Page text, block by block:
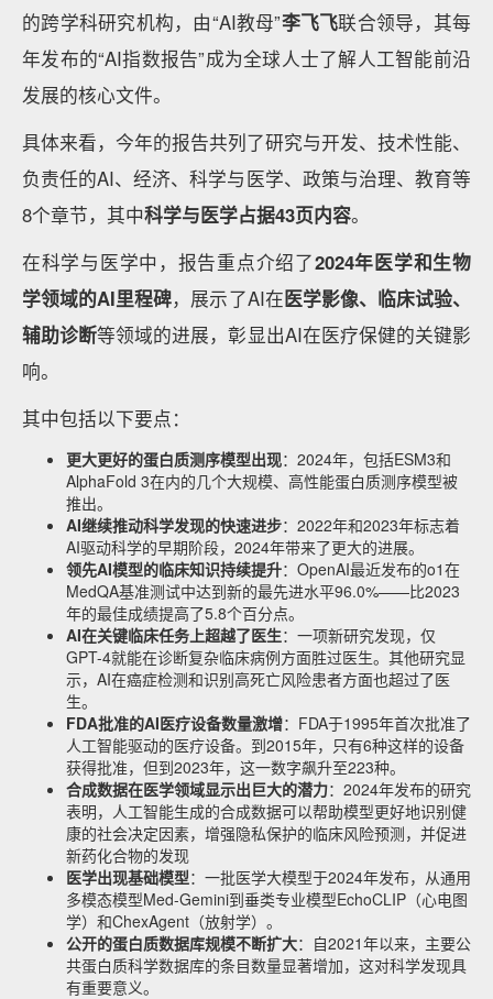
的跨学科研究机构，由“AI教母”李飞飞联合领导，其每
年发布的“AI指数报告”成为全球人士了解人工智能前沿
发展的核心文件。
具体来看，今年的报告共列了研究与开发、技术性能、
负责任的AI、经济、科学与医学、政策与治理、教育等
8个章节，其中科学与医学占据43页内容。
在科学与医学中，报告重点介绍了2024年医学和生物
学领域的AI里程碑，展示了AI在医学影像、临床试验、
辅助诊断等领域的进展，彰显出AI在医疗保健的关键影
响。
其中包括以下要点：
更大更好的蛋白质测序模型出现：2024年，包括ESM3和
AlphaFold 3在内的几个大规模、高性能蛋白质测序模型被
推出。
AI继续推动科学发现的快速进步：2022年和2023年标志着
AI驱动科学的早期阶段，2024年带来了更大的进展。
领先AI模型的临床知识持续提升：OpenAI最近发布的o1在
MedQA基准测试中达到新的最先进水平96.0%——比2023
年的最佳成绩提高了5.8个百分点。
AI在关键临床任务上超越了医生：一项新研究发现，仅
GPT-4就能在诊断复杂临床病例方面胜过医生。其他研究显
示，AI在癌症检测和识别高死亡风险患者方面也超过了医
生。
FDA批准的AI医疗设备数量激增：FDA于1995年首次批准了
人工智能驱动的医疗设备。到2015年，只有6种这样的设备
获得批准，但到2023年，这一数字飙升至223种。
合成数据在医学领域显示出巨大的潜力：2024年发布的研究
表明，人工智能生成的合成数据可以帮助模型更好地识别健
康的社会决定因素，增强隐私保护的临床风险预测，并促进
新药化合物的发现
医学出现基础模型：一批医学大模型于2024年发布，从通用
多模态模型Med-Gemini到垂类专业模型EchoCLIP（心电图
学）和ChexAgent（放射学）。
公开的蛋白质数据库规模不断扩大：自2021年以来，主要公
共蛋白质科学数据库的条目数量显著增加，这对科学发现具
有重要意义。